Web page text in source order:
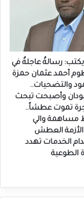
رسالةٌ عاجلةٌ في
أحمد عثمان حمزة
والتضحيات..
وأصبحت تبحث
تموت عطشاً..
والي
العطش
الخدمات تهدد
الطوعية